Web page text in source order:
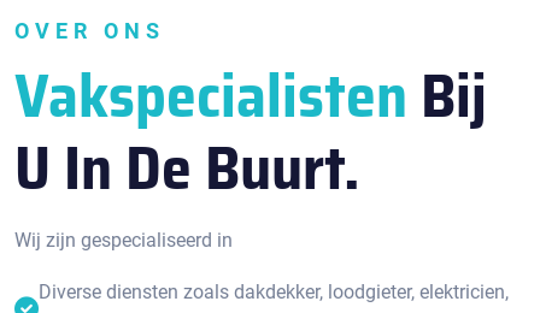
OVER ONS
Vakspecialisten Bij
U In De Buurt.
Wij zijn gespecialiseerd in
Diverse diensten zoals dakdekker, loodgieter, elektricien,